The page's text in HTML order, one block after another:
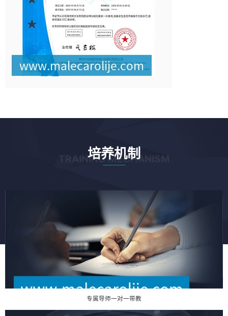
培养机制
TRAINING MECHANISM
专属导师一对一带教